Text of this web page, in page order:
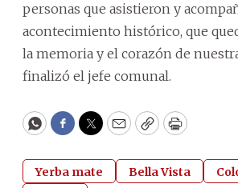
personas que asistieron y
acontecimiento histórico, que
la memoria y el corazón de
finalizó el jefe comunal.
WhatsApp
Facebook
Twitter
EmailCopyPrint
Yerba mate Bella Vista